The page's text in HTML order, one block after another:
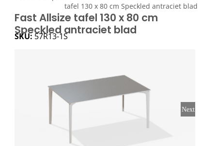
Dining
tafel 130 x 80 cm Speckled antraciet blad
Fast Allsize tafel 130 x 80 cm
Speckled antraciet blad
SKU:57R13-1S
Next